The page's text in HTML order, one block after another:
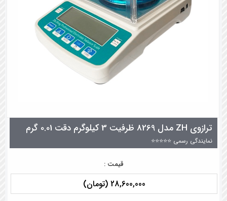
ترازوی ZH مدل 8269 ظرفیت 3 کیلوگرم دقت 0.01 گرم
نمایندگی رسمی ⭐⭐⭐⭐⭐
قیمت :
28,600,000 (تومان)